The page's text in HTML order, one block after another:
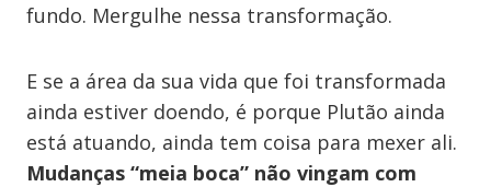
fundo. Mergulhe nessa transformação.
E se a área da sua vida que foi transformada
ainda estiver doendo, é porque Plutão ainda
está atuando, ainda tem coisa para mexer ali.
Mudanças “meia boca” não vingam com